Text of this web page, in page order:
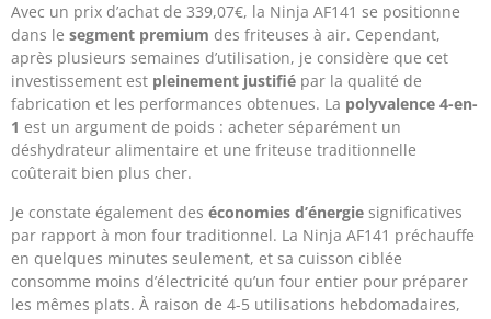
Avec un prix d’achat de 339,07€, la Ninja AF141 se positionne
dans le segment premium des friteuses à air. Cependant,
après plusieurs semaines d’utilisation, je considère que cet
investissement est pleinement justifié par la qualité de
fabrication et les performances obtenues. La polyvalence 4-en-
1 est un argument de poids : acheter séparément un
déshydrateur alimentaire et une friteuse traditionnelle
coûterait bien plus cher.
Je constate également des économies d’énergie significatives
par rapport à mon four traditionnel. La Ninja AF141 préchauffe
en quelques minutes seulement, et sa cuisson ciblée
consomme moins d’électricité qu’un four entier pour préparer
les mêmes plats. À raison de 4-5 utilisations hebdomadaires,